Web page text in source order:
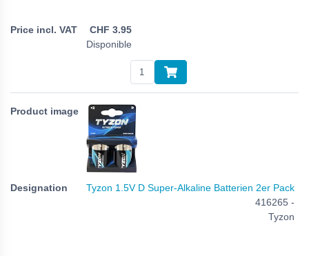
CHF 3.95
Disponible
Tyzon 1.5V D Super-Alkaline Batterien 2er Pack
416265 -
Tyzon